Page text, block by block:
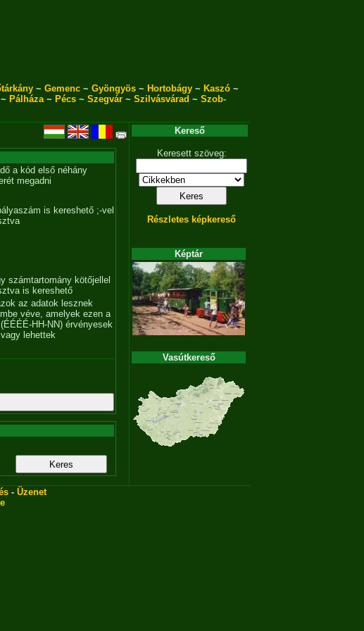
~ Gemenc ~ Gyöngyös ~ Hortobágy ~ Kaszó ~
Pálháza~ Pécs~ Szegvár~ Szilvásvárad ~ Szob-
a kód első néhány
megadni
is kereshető ;-vel
számtartomány kötőjellel
is kereshető
az adatok lesznek
véve, amelyek ezen a
HH-NN) érvényesek
lehettek
Kereső
Keresett szöveg:
Részletes képkereső
Képtár
Vasútkereső
- Üzenet